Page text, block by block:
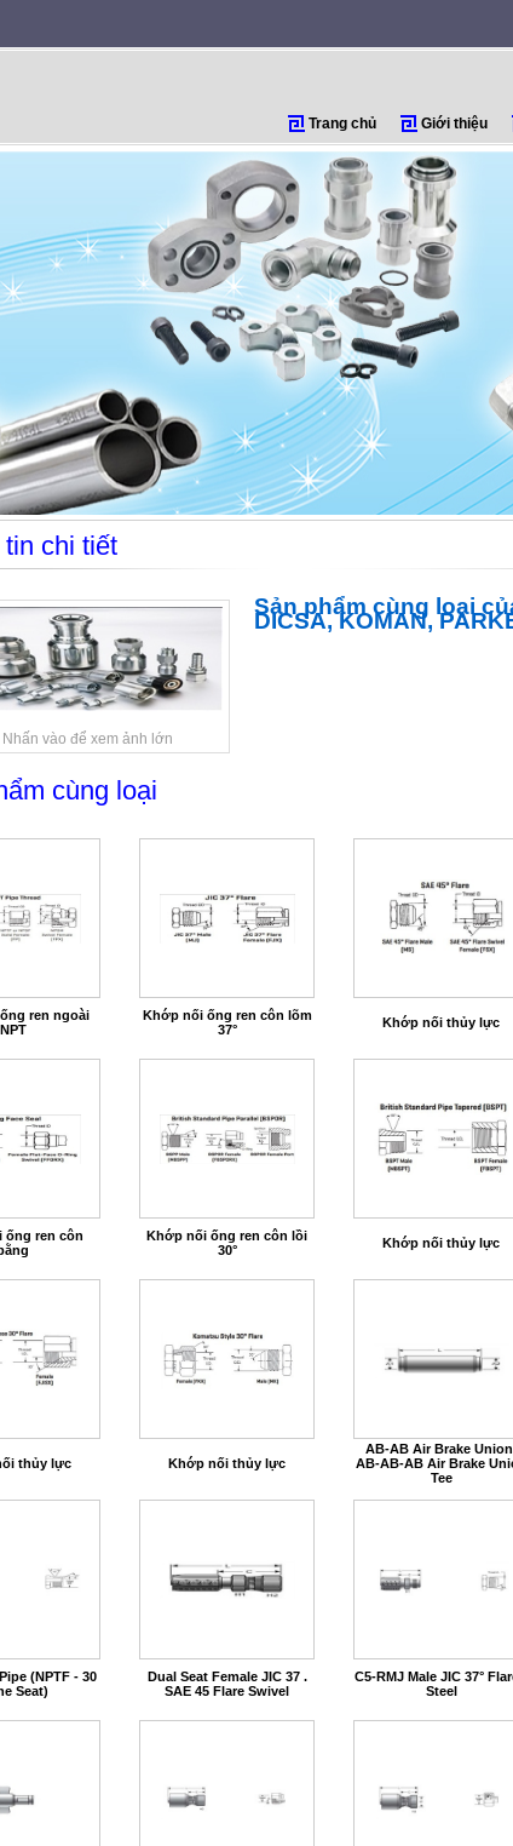
Trang chủ Giới thiệu
chi tiết
Nhấn vào để xem ảnh lớn
Sản phẩm cùng loại
DICSA, KOMAN,
cùng loại
ren ngoài
NPT
Khớp nối ống ren côn lõm
37°
Khớp nối thủy lực
ống ren côn
bằng
Khớp nối ống ren côn lồi
30°
Khớp nối thủy lực
thủy lực Khớp nối thủy lực
AB-AB Air Brake
AB-AB-AB Air Brake
Tee
(NPTF - 30
Seat)
Dual Seat Female JIC 37 .
SAE 45 Flare Swivel
C5-RMJ Male JIC 37°
Steel